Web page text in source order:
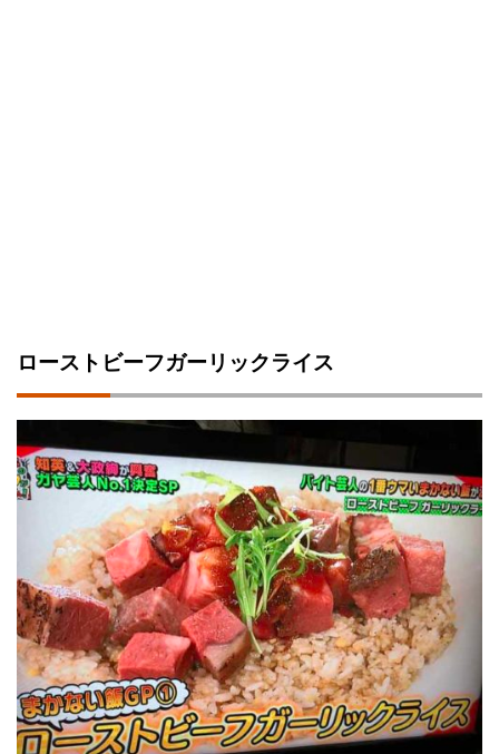
ローストビーフガーリックライス